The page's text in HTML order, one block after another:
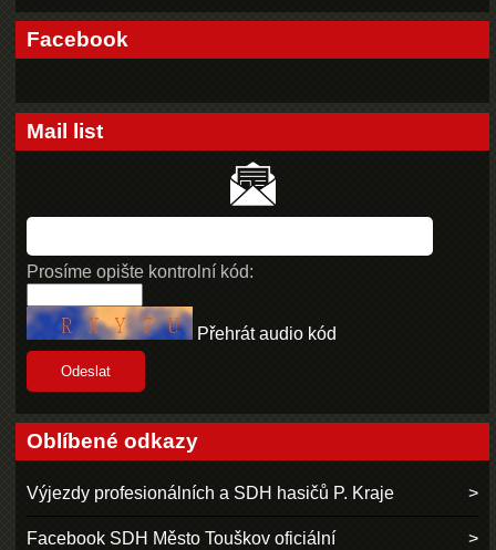
Facebook
Mail list
Prosíme opište kontrolní kód:
Přehrát audio kód
Oblíbené odkazy
Výjezdy profesionálních a SDH hasičů P. Kraje
Facebook SDH Město Touškov oficiální